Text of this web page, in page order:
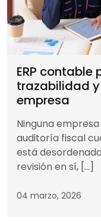
ERP
trazabilidad
empresa
Ninguna
auditoría fiscal
está
revisión en sí, […]
04 marzo, 2026